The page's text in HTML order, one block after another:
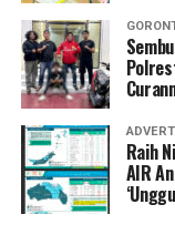
hingga tuntas,
penyintas TBC di
“Literasi
memutus rantai
menyampaikan
dipahami agar
apabila mengalami
Raih
AIR